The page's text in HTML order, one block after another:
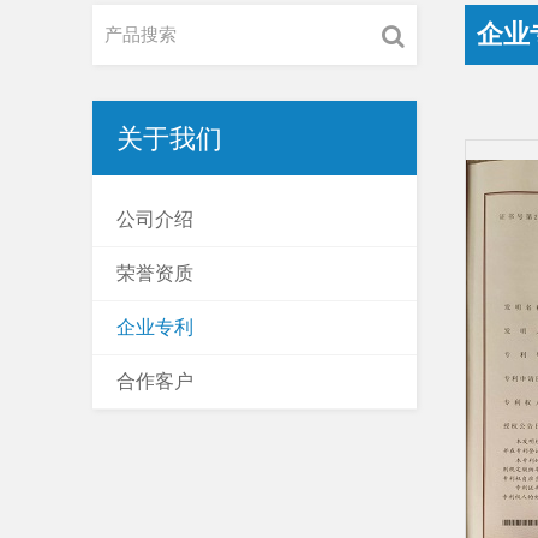
关于我们
公司介绍
荣誉资质
企业专利
合作客户
企业